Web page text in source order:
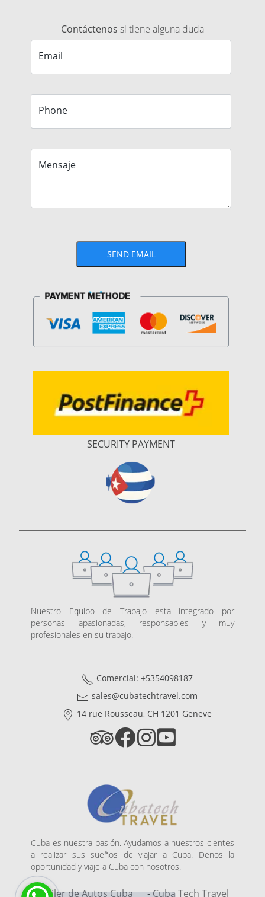
Contáctenos si tiene alguna duda
Email
Phone
Mensaje
SEND EMAIL
SECURITY PAYMENT
Nuestro Equipo de Trabajo esta integrado por
personas apasionadas, responsables y muy
profesionales en su trabajo.
Comercial: +5354098187
sales@cubatechtravel.com
14 rue Rousseau, CH 1201 Geneve
Cuba es nuestra pasión. Ayudamos a nuestros cientes
a realizar sus sueños de viajar a Cuba. Denos la
oportunidad y viaje a Cuba con nosotros.
-Alquiler de Autos Cuba -Cuba Tech Travel